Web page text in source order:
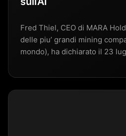
Fred Thiel, CEO di MARA
delle piu’ grandi mining
mondo), ha dichiarato il 23